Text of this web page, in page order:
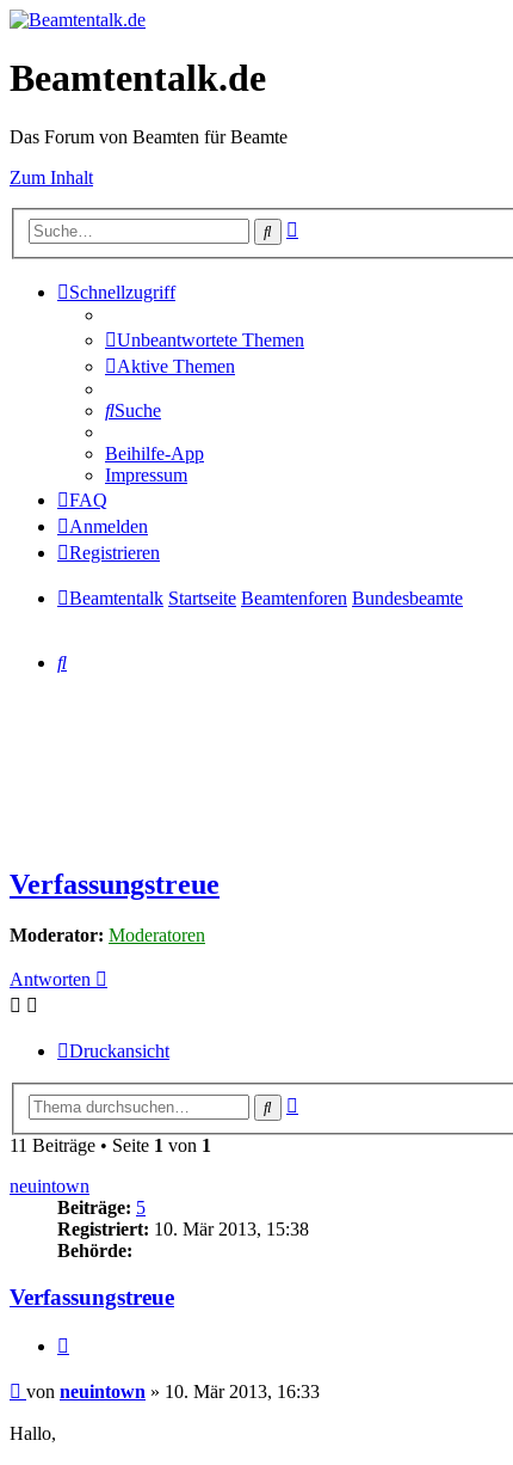
Beamtentalk.de
Das Forum von Beamten für Beamte
Zum Inhalt
Suche
Schnellzugriff
Unbeantwortete Themen
Aktive Themen
Suche
Beihilfe-App
Impressum
FAQ
Anmelden
Registrieren
Beamtentalk Startseite Beamtenforen Bundesbeamte
Suche
Verfassungstreue
Moderator: Moderatoren
Antworten
Druckansicht
Suche
11 Beiträge • Seite 1 von 1
neuintown
Beiträge: 5
Registriert: 10. Mär 2013, 15:38
Behörde:
Verfassungstreue
Beitrag
von neuintown » 10. Mär 2013, 16:33
Hallo,